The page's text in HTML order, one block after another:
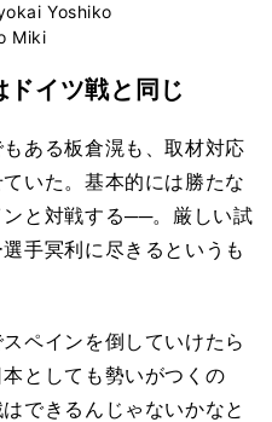
Yoshiko
Miki
イツ戦と同じ
ある板倉滉も、取材対応
いた。基本的には勝たな
と対戦する──。厳しい試
手冥利に尽きるというも
ペインを倒していけたら
としても勢いがつくの
できるんじゃないかなと